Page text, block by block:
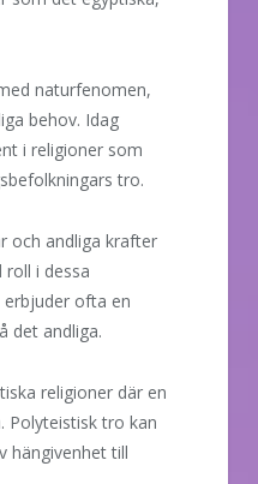
naturfenomen,
behov. Idag
i religioner som
tro.
och andliga krafter
i dessa
ofta en
det andliga.
religioner där en
Polyteistisk tro kan
hängivenhet till